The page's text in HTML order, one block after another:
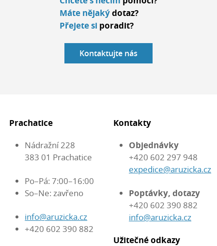
Máte nějakýdotaz?
Přejete si poradit?
Kontaktujte nás
Prachatice
Nádražní 228
383 01 Prachatice
Po–Pá: 7:00–16:00
So–Ne: zavřeno
info@aruzicka.cz
+420 602 390 882
Kontakty
Objednávky
+420 602 297 948
expedice@aruzicka.cz
Poptávky, dotazy
+420 602 390 882
info@aruzicka.cz
Užitečné odkazy